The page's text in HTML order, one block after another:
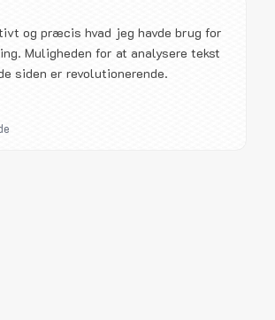
og præcis hvad jeg havde brug for
Muligheden for at analysere tekst
siden er revolutionerende.